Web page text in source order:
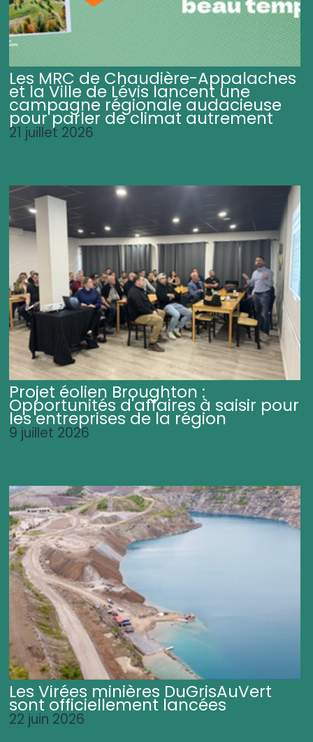
Les MRC de Chaudière-Appalaches
et la Ville de Lévis lancent une
campagne régionale audacieuse
pour parler de climat autrement
21 juillet 2026
Projet éolien Broughton :
Opportunités d'affaires à saisir pour
les entreprises de la région
9 juillet 2026
Les Virées minières DuGrisAuVert
sont officiellement lancées
22 juin 2026